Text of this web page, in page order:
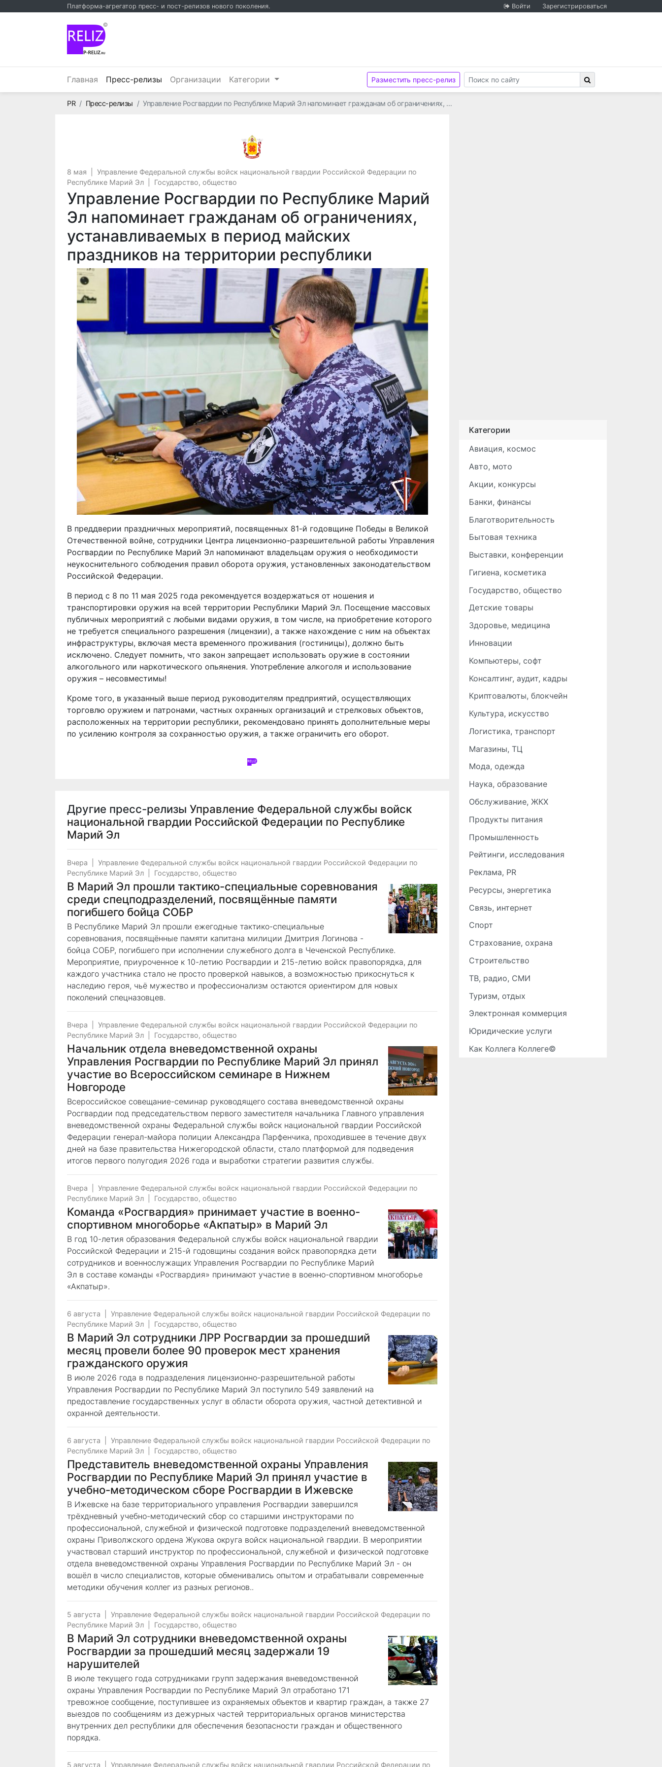
Платформа-агрегатор пресс- и пост-релизов нового поколения. Войти Зарегистрироваться
©
Главная Пресс-релизы (текущий)
Организации Категории Разместить пресс-релиз
PRГлавная
Пресс-релизы Управление Росгвардии по Республике Марий Эл напоминает гражданам об ограничениях, …
Управление Федеральной службы войск национальной гвардии Российской Федерации по
8 мая
Управление Федеральной службы войск национальной гвардии Российской Федерации по
Республике Марий Эл
Государство, общество
Управление Росгвардии по Республике Марий
Эл напоминает гражданам об ограничениях,
устанавливаемых в период майских
праздников на территории республики
В преддверии праздничных мероприятий, посвященных 81-й годовщине Победы в Великой
Отечественной войне, сотрудники Центра лицензионно-разрешительной работы Управления
Росгвардии по Республике Марий Эл напоминают владельцам оружия о необходимости
неукоснительного соблюдения правил оборота оружия, установленных законодательством
Российской Федерации.
В период с 8 по 11 мая 2025 года рекомендуется воздержаться от ношения и
транспортировки оружия на всей территории Республики Марий Эл. Посещение массовых
публичных мероприятий с любыми видами оружия, в том числе, на приобретение которого
не требуется специального разрешения (лицензии), а также нахождение с ним на объектах
инфраструктуры, включая места временного проживания (гостиницы), должно быть
исключено. Следует помнить, что закон запрещает использовать оружие в состоянии
алкогольного или наркотического опьянения. Употребление алкоголя и использование
оружия – несовместимы!
Кроме того, в указанный выше период руководителям предприятий, осуществляющих
торговлю оружием и патронами, частных охранных организаций и стрелковых объектов,
расположенных на территории республики, рекомендовано принять дополнительные меры
по усилению контроля за сохранностью оружия, а также ограничить его оборот.
Другие пресс-релизы Управление Федеральной службы войск
национальной гвардии Российской Федерации по Республике
Марий Эл
Вчера
Управление Федеральной службы войск национальной гвардии Российской Федерации по
Республике Марий Эл
Государство, общество
В Марий Эл прошли тактико-специальные соревнования
среди спецподразделений, посвящённые памяти
погибшего бойца СОБР
В Республике Марий Эл прошли ежегодные тактико-специальные
соревнования, посвящённые памяти капитана милиции Дмитрия Логинова -
бойца СОБР, погибшего при исполнении служебного долга в Чеченской Республике.
Мероприятие, приуроченное к 10-летию Росгвардии и 215-летию войск правопорядка, для
каждого участника стало не просто проверкой навыков, а возможностью прикоснуться к
наследию героя, чьё мужество и профессионализм остаются ориентиром для новых
поколений спецназовцев.
Вчера
Управление Федеральной службы войск национальной гвардии Российской Федерации по
Республике Марий Эл
Государство, общество
Начальник отдела вневедомственной охраны
Управления Росгвардии по Республике Марий Эл принял
участие во Всероссийском семинаре в Нижнем
Новгороде
Всероссийское совещание-семинар руководящего состава вневедомственной охраны
Росгвардии под председательством первого заместителя начальника Главного управления
вневедомственной охраны Федеральной службы войск национальной гвардии Российской
Федерации генерал-майора полиции Александра Парфенчика, проходившее в течение двух
дней на базе правительства Нижегородской области, стало платформой для подведения
итогов первого полугодия 2026 года и выработки стратегии развития службы.
Вчера
Управление Федеральной службы войск национальной гвардии Российской Федерации по
Республике Марий Эл
Государство, общество
Команда «Росгвардия» принимает участие в военно-
спортивном многоборье «Акпатыр» в Марий Эл
В год 10-летия образования Федеральной службы войск национальной гвардии
Российской Федерации и 215-й годовщины создания войск правопорядка дети
сотрудников и военнослужащих Управления Росгвардии по Республике Марий
Эл в составе команды «Росгвардия» принимают участие в военно-спортивном многоборье
«Акпатыр».
6 августа
Управление Федеральной службы войск национальной гвардии Российской Федерации по
Республике Марий Эл
Государство, общество
В Марий Эл сотрудники ЛРР Росгвардии за прошедший
месяц провели более 90 проверок мест хранения
гражданского оружия
В июле 2026 года в подразделения лицензионно-разрешительной работы
Управления Росгвардии по Республике Марий Эл поступило 549 заявлений на
предоставление государственных услуг в области оборота оружия, частной детективной и
охранной деятельности.
6 августа
Управление Федеральной службы войск национальной гвардии Российской Федерации по
Республике Марий Эл
Государство, общество
Представитель вневедомственной охраны Управления
Росгвардии по Республике Марий Эл принял участие в
учебно-методическом сборе Росгвардии в Ижевске
В Ижевске на базе территориального управления Росгвардии завершился
трёхдневный учебно-методический сбор со старшими инструкторами по
профессиональной, служебной и физической подготовке подразделений вневедомственной
охраны Приволжского ордена Жукова округа войск национальной гвардии. В мероприятии
участвовал старший инструктор по профессиональной, служебной и физической подготовке
отдела вневедомственной охраны Управления Росгвардии по Республике Марий Эл - он
вошёл в число специалистов, которые обменивались опытом и отрабатывали современные
методики обучения коллег из разных регионов..
5 августа
Управление Федеральной службы войск национальной гвардии Российской Федерации по
Республике Марий Эл
Государство, общество
В Марий Эл сотрудники вневедомственной охраны
Росгвардии за прошедший месяц задержали 19
нарушителей
В июле текущего года сотрудниками групп задержания вневедомственной
охраны Управления Росгвардии по Республике Марий Эл отработано 171
тревожное сообщение, поступившее из охраняемых объектов и квартир граждан, а также 27
выездов по сообщениям из дежурных частей территориальных органов министерства
внутренних дел республики для обеспечения безопасности граждан и общественного
порядка.
5 августа Управление Федеральной службы войск национальной гвардии Российской Федерации по
Категории
Авиация, космос
Авто, мото
Акции, конкурсы
Банки, финансы
Благотворительность
Бытовая техника
Выставки, конференции
Гигиена, косметика
Государство, общество
Детские товары
Здоровье, медицина
Инновации
Компьютеры, софт
Консалтинг, аудит, кадры
Криптовалюты, блокчейн
Культура, искусство
Логистика, транспорт
Магазины, ТЦ
Мода, одежда
Наука, образование
Обслуживание, ЖКХ
Продукты питания
Промышленность
Рейтинги, исследования
Реклама, PR
Ресурсы, энергетика
Связь, интернет
Спорт
Страхование, охрана
Строительство
ТВ, радио, СМИ
Туризм, отдых
Электронная коммерция
Юридические услуги
Как Коллега Коллеге©